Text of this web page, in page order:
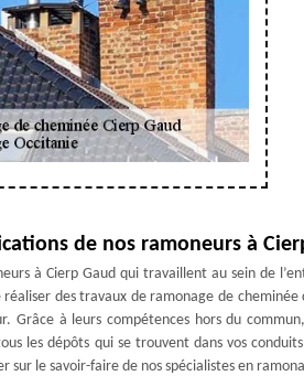
de nos ramoneurs à
à Cierp Gaud qui travaillent au sein de
des travaux de ramonage de
Grâce à leurs compétences hors du
les dépôts qui se trouvent dans vos
sur le savoir-faire de nos spécialistes en